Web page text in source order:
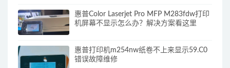
惠普Color Laserjet Pro MFP M283fdw打印
机屏幕不显示怎么办？解决方案看这里
惠普打印机m254nw纸卷不上来显示59.C0
错误故障维修